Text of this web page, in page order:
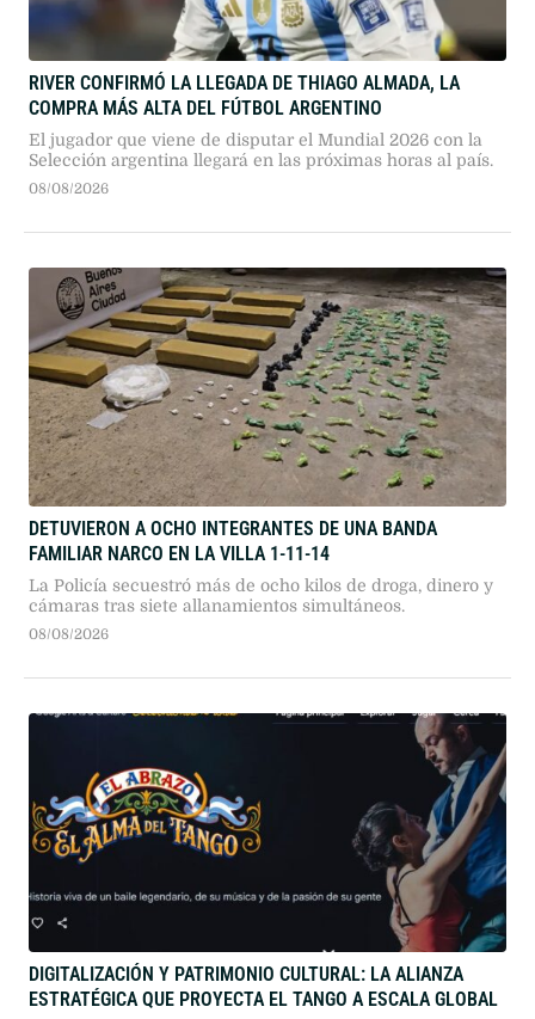
RIVER CONFIRMÓ LA LLEGADA DE THIAGO ALMADA, LA
COMPRA MÁS ALTA DEL FÚTBOL ARGENTINO
El jugador que viene de disputar el Mundial 2026 con la
Selección argentina llegará en las próximas horas al país.
08/08/2026
DETUVIERON A OCHO INTEGRANTES DE UNA BANDA
FAMILIAR NARCO EN LA VILLA 1-11-14
La Policía secuestró más de ocho kilos de droga, dinero y
cámaras tras siete allanamientos simultáneos.
08/08/2026
DIGITALIZACIÓN Y PATRIMONIO CULTURAL: LA ALIANZA
ESTRATÉGICA QUE PROYECTA EL TANGO A ESCALA GLOBAL